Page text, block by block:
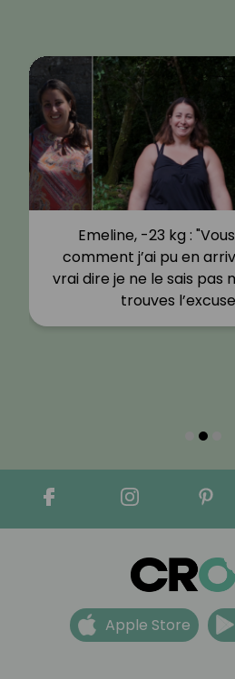
Emeline, -23 kg :
comment j’ai pu en
vrai dire je ne le sais pas
trouves
Apple Store